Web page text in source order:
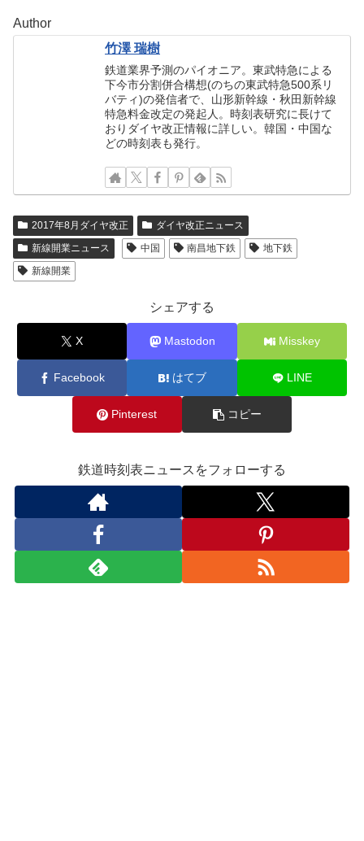
Author
竹澤 瑞樹
鉄道業界予測のパイオニア。東武特急による
下今市分割併合構想(のちの東武特急500系リ
バティ)の発信者で、山形新幹線・秋田新幹線
特急料金改定の発起人。時刻表研究に長けて
おりダイヤ改正情報に詳しい。韓国・中国な
どの時刻表も発行。
2017年8月ダイヤ改正
ダイヤ改正ニュース
新線開業ニュース
中国 南昌地下鉄
地下鉄
新線開業
シェアする
X Mastodon Misskey
Facebook はてブ LINE
Pinterest コピー
鉄道時刻表ニュースをフォローする